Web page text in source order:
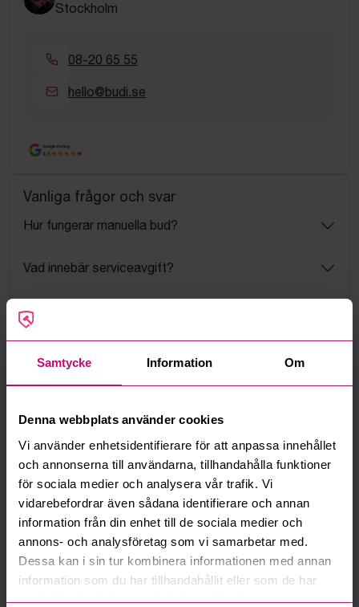
Samtycke Information Om
Denna webbplats använder cookies
Vi använder enhetsidentifierare för att anpassa innehållet
och annonserna till användarna, tillhandahålla funktioner
för sociala medier och analysera vår trafik. Vi
vidarebefordrar även sådana identifierare och annan
information från din enhet till de sociala medier och
annons- och analysföretag som vi samarbetar med.
Dessa kan i sin tur kombinera informationen med annan
information som du har tillhandahållit eller som de har
samlat in när du har använt deras tjänster.
Stockholm
08-20 65 55
hello@budi.se
Google Rating
4.5
Vanliga frågor och svar
Hur fungerar manuella bud?
Vad innebär serviceavgift?
Vad är ett reservationspris?
Kan jag ångra ett bud?
Kan ni frakta mina vunna objekt?
Läs fler frågor och svar
Mer från samma kategori